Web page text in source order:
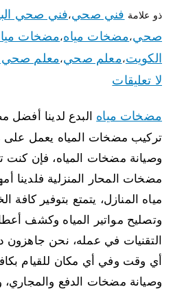
ذو علامة فني صحي،فني صحي
صحي،مضخات مياه،مضخات
الكويت،معلم صحي،معلم صحي
لا تعليقات
مضخات مياه البدع لدينا أفضل
وصيانة مضخات المياه، فإن
مضخات المحار المنزلية فلدينا
مياه المنازل، يتمتع بتوفير
وتصليح مواتير المياه وكشف
التقنيات في عمله، نحن جاهزون
أي وقت وفي أي مكان للقيام
وصيانة مضخات الدفع والمجاري،